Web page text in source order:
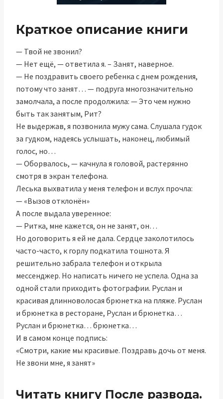
Краткое описание книги
— Твой не звонил?
— Нет ещё, — ответила я. – Занят, наверное.
— Не поздравить своего ребенка с днем рождения,
потому что занят… — подруга многозначительно
замолчала, а после продолжила: — Это чем нужно
быть так занятым, Рит?
Не выдержав, я позвонила мужу сама. Слушала гудок
за гудком, надеясь услышать, наконец, любимый
голос, но…
— Оборвалось, — качнула я головой, растерянно
смотря в экран телефона.
Леська выхватила у меня телефон и вслух прочла:
— «Вызов отклонён»
А после выдала уверенное:
— Ритка, мне кажется, он не занят, он…
Но договорить я ей не дала. Сердце заколотилось
часто-часто, к горлу подкатила тошнота. Я
решительно забрала телефон и открыла
мессенджер. Но написать ничего не успела. Одна за
одной стали приходить фотографии. Руслан и
красивая длинноволосая брюнетка на пляже. Руслан
и брюнетка в ресторане, Руслан и брюнетка…
Руслан и брюнетка… брюнетка…
И в самом конце подпись:
«Смотри, какие мы красивые. Поздравь дочь от меня.
Не звони мне, я занят»
Читать книгу После развода.